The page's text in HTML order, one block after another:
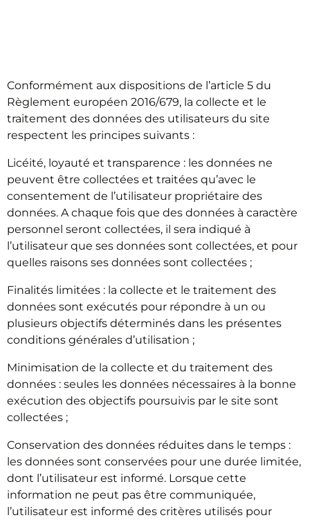
Conformément aux dispositions de l’article 5 du
Règlement européen 2016/679, la collecte et le
traitement des données des utilisateurs du site
respectent les principes suivants :
Licéité, loyauté et transparence : les données ne
peuvent être collectées et traitées qu’avec le
consentement de l’utilisateur propriétaire des
données. A chaque fois que des données à caractère
personnel seront collectées, il sera indiqué à
l’utilisateur que ses données sont collectées, et pour
quelles raisons ses données sont collectées ;
Finalités limitées : la collecte et le traitement des
données sont exécutés pour répondre à un ou
plusieurs objectifs déterminés dans les présentes
conditions générales d’utilisation ;
Minimisation de la collecte et du traitement des
données : seules les données nécessaires à la bonne
exécution des objectifs poursuivis par le site sont
collectées ;
Conservation des données réduites dans le temps :
les données sont conservées pour une durée limitée,
dont l’utilisateur est informé. Lorsque cette
information ne peut pas être communiquée,
l’utilisateur est informé des critères utilisés pour